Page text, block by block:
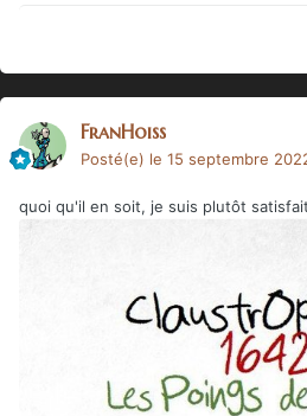
FranHoiss
Posté(e) le 15 septembre
quoi qu'il en soit, je suis plutôt